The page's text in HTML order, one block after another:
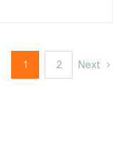
1 2 Next